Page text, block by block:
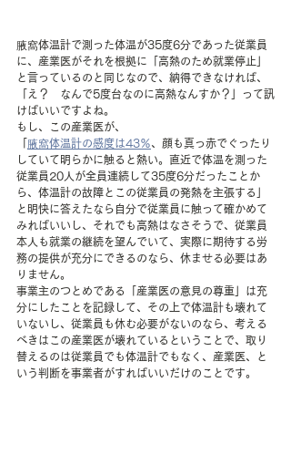
腋窩体温計で測った体温が35度6分であった従業員
に、産業医がそれを根拠に「高熱のため就業停止」
と言っているのと同じなので、納得できなければ、
「え？　なんで5度台なのに高熱なんすか？」って訊
けばいいですよね。
もし、この産業医が、
腋窩体温計の感度は43％、顔も真っ赤でぐったり
していて明らかに触ると熱い。直近で体温を測った
従業員20人が全員連続して35度6分だったことか
ら、体温計の故障とこの従業員の発熱を主張する」
と明快に答えたなら自分で従業員に触って確かめて
みればいいし、それでも高熱はなさそうで、従業員
本人も就業の継続を望んでいて、実際に期待する労
務の提供が充分にできるのなら、休ませる必要はあ
りません。
事業主のつとめである「産業医の意見の尊重」は充
分にしたことを記録して、その上で体温計も壊れて
いないし、従業員も休む必要がないのなら、考える
べきはこの産業医が壊れているということで、取り
替えるのは従業員でも体温計でもなく、産業医、と
いう判断を事業者がすればいいだけのことです。